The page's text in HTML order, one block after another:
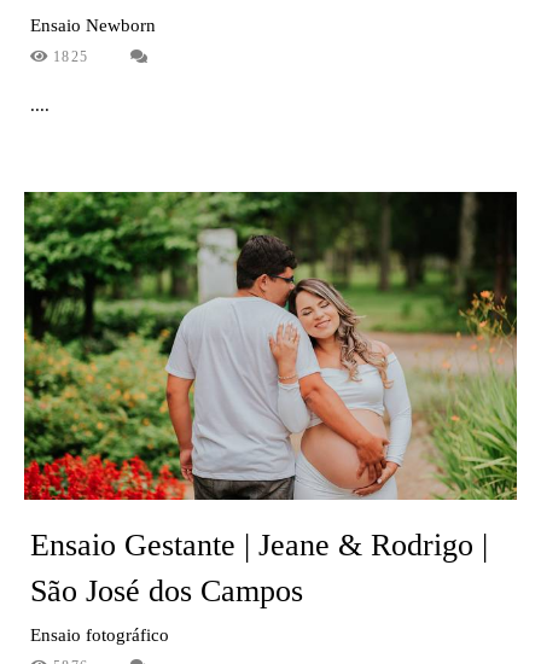
Ensaio Newborn
1825
....
Ensaio Gestante | Jeane & Rodrigo |
São José dos Campos
Ensaio fotográfico